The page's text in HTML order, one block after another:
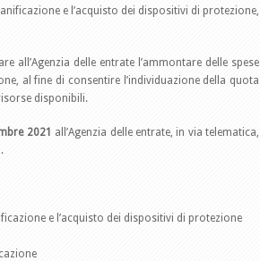
e l’acquisto dei dispositivi di protezione,
all’Agenzia delle entrate l’ammontare delle spese
al fine di consentire l’individuazione della quota
disponibili.
2021 all’Agenzia delle entrate, in via telematica,
e l’acquisto dei dispositivi di protezione